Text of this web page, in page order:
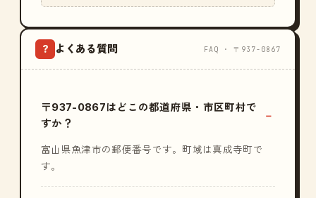
? よくある質問 FAQ · 〒937-0867
〒937-0867はどこの都道府県・市区町村で
すか？
富山県魚津市の郵便番号です。町域は真成寺町で
す。